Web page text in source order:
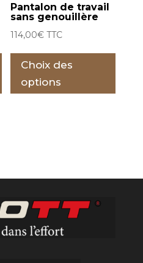
page
du
produit
Ce
produit
plusieurs
être
sur
la
page
Pantalon de travail
sans genouillère
114,00€ TTC
Choix des
options
Ce
être